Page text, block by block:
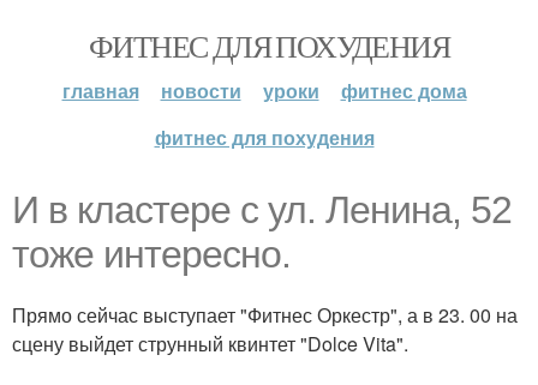
ФИТНЕС ДЛЯ ПОХУДЕНИЯ
главная новости уроки
фитнес дома
фитнес для похудения
И в кластере с ул. Ленина, 52
тоже интересно.
Прямо сейчас выступает "Фитнес Оркестр", а в 23. 00 на
сцену выйдет струнный квинтет "Dolce Vita".